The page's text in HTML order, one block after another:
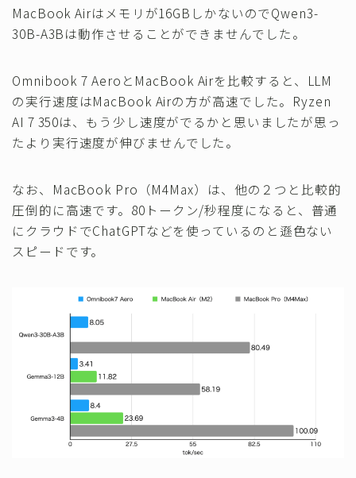
MacBook Airはメモリが16GBしかないのでQwen3-
30B-A3Bは動作させることができませんでした。
Omnibook 7 AeroとMacBook Airを比較すると、LLM
の実行速度はMacBook Airの方が高速でした。Ryzen
AI 7 350は、もう少し速度がでるかと思いましたが思っ
たより実行速度が伸びませんでした。
なお、MacBook Pro（M4Max）は、他の２つと比較的
圧倒的に高速です。80トークン/秒程度になると、普通
にクラウドでChatGPTなどを使っているのと遜色ない
スピードです。